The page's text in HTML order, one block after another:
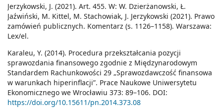
Jerzykowski, J. (2021). Art. 455. W: W. Dzierżanowski, Ł.
Jaźwiński, M. Kittel, M. Stachowiak, J. Jerzykowski (2021). Prawo
zamówień publicznych. Komentarz (s. 1126–1158). Warszawa:
Lex/el.
Karaleu, Y. (2014). Procedura przekształcania pozycji
sprawozdania finansowego zgodnie z Międzynarodowym
Standardem Rachunkowości 29 „Sprawozdawczość finansowa
w warunkach hiperinflacji”. Prace Naukowe Uniwersytetu
Ekonomicznego we Wrocławiu 373: 89–106. DOI:
https://doi.org/10.15611/pn.2014.373.08